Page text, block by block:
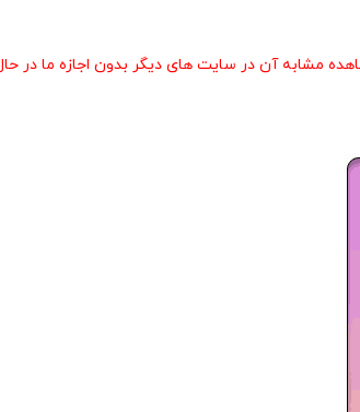
آن در سایت های دیگر بدون اجازه ما در